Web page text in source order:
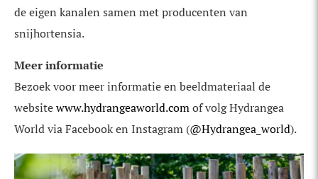
de eigen kanalen samen met producenten van
snijhortensia.
Meer informatie
Bezoek voor meer informatie en beeldmateriaal de
websitewww.hydrangeaworld.comof volg Hydrangea
World via Facebook en Instagram (@Hydrangea_world).